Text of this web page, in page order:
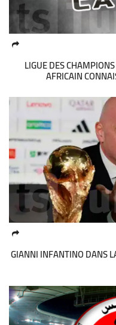
LIGUE DES
AFRICAIN
GIANNI INFANTINO DANS